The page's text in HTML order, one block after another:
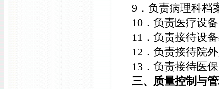
9．负责病理科档
10．负责医疗设
11．负责接待设
12．负责接待院
13．负责接待医
三、质量控制与